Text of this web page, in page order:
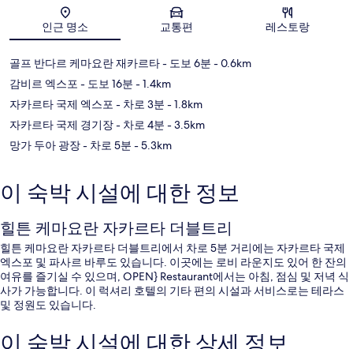
지도
인근 명소 교통편 레스토랑
골프 반다르 케마요란 재카르타- 도보 6분 - 0.6km
감비르 엑스포 - 도보 16분 - 1.4km
자카르타 국제 엑스포 - 차로 3분 - 1.8km
자카르타 국제 경기장- 차로 4분 - 3.5km
망가 두아 광장- 차로 5분 - 5.3km
이 숙박 시설에 대한 정보
힐튼 케마요란 자카르타 더블트리
힐튼 케마요란 자카르타 더블트리에서 차로 5분 거리에는 자카르타 국제
엑스포 및 파사르 바루도 있습니다. 이곳에는 로비 라운지도 있어 한 잔의
여유를 즐기실 수 있으며, OPEN} Restaurant에서는 아침, 점심 및 저녁 식
사가 가능합니다. 이 럭셔리 호텔의 기타 편의 시설과 서비스로는 테라스
및 정원도 있습니다.